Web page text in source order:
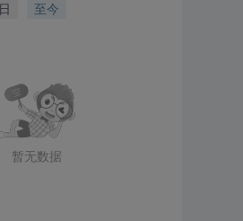
至今
暂无数据